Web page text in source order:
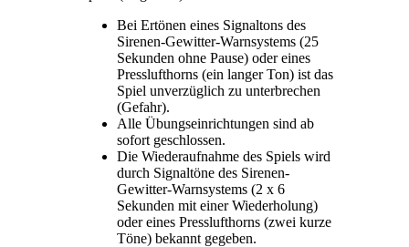
Bei Ertönen eines Signaltons des
Sirenen-Gewitter-Warnsystems (25
Sekunden ohne Pause) oder eines
Presslufthorns (ein langer Ton) ist das
Spiel unverzüglich zu unterbrechen
(Gefahr).
Alle Übungseinrichtungen sind ab
sofort geschlossen.
Die Wiederaufnahme des Spiels wird
durch Signaltöne des Sirenen-
Gewitter-Warnsystems (2 x 6
Sekunden mit einer Wiederholung)
oder eines Presslufthorns (zwei kurze
Töne) bekannt gegeben.